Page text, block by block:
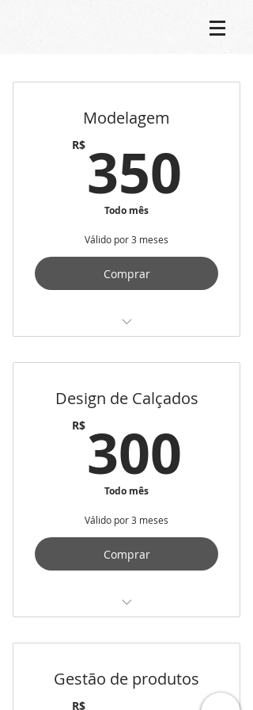
Modelagem
R$ 350
Todo mês
Válido por 3 meses
Comprar
Design de Calçados
R$ 300
Todo mês
Válido por 3 meses
Comprar
Gestão de produtos
R$